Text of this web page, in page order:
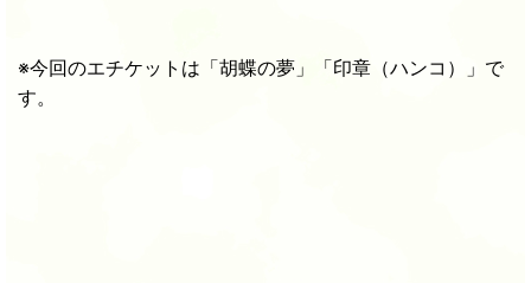
※今回のエチケットは「胡蝶の夢」「印章（ハンコ）」で
す。